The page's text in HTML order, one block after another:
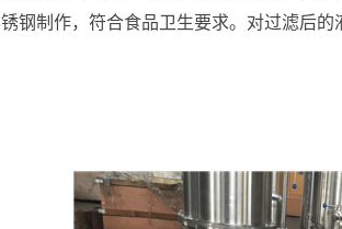
钢制作，符合食品卫生要求。对过滤后的